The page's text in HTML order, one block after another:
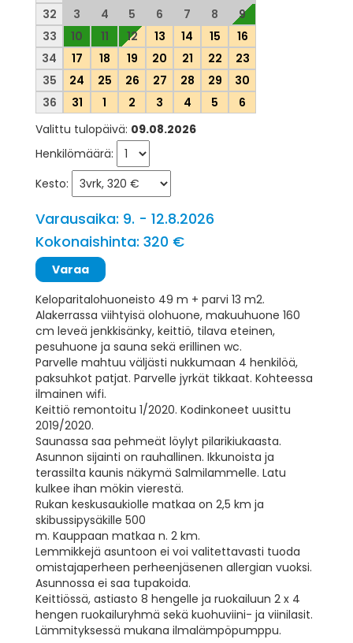
32 3 4 5 6 7 8
9
33
10 11 12 13 14 15
16
34
17 18 19 20 21 22
23
35
24 25 26 27 28 29
30
36
31 1 2 3 4 5
6
Valittu tulopäivä: 09.08.2026
Henkilömäärä:
Kesto:
Varausaika: 9. - 12.8.2026
Kokonaishinta: 320 €
Keloparitalohuoneisto 49 m + parvi 13 m2.
Alakerrassa viihtyisä olohuone, makuuhuone 160
cm leveä jenkkisänky, keittiö, tilava eteinen,
pesuhuone ja sauna sekä erillinen wc.
Parvelle mahtuu väljästi nukkumaan 4 henkilöä,
paksuhkot patjat. Parvelle jyrkät tikkaat. Kohteessa
ilmainen wifi.
Keittiö remontoitu 1/2020. Kodinkoneet uusittu
2019/2020.
Saunassa saa pehmeät löylyt pilarikiukaasta.
Asunnon sijainti on rauhallinen. Ikkunoista ja
terassilta kaunis näkymä Salmilammelle. Latu
kulkee ihan mökin vierestä.
Rukan keskusaukiolle matkaa on 2,5 km ja
skibussipysäkille 500
m. Kauppaan matkaa n. 2 km.
Lemmikkejä asuntoon ei voi valitettavasti tuoda
omistajaperheen perheenjäsenen allergian vuoksi.
Asunnossa ei saa tupakoida.
Keittiössä, astiasto 8 hengelle ja ruokailuun 2 x 4
hengen ruokailuryhmä sekä kuohuviini- ja viinilasit.
Lämmityksessä mukana ilmalämpöpumppu.